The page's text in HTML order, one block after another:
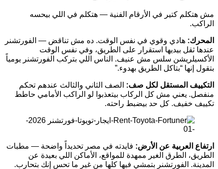
مش هتكلم كتير في الأرقام الفنية — هتكلم في اللي بيحسه
الراكب.
المحرك: هادي وقوي في نفس الوقت. ده مش تناقض — الفورتشنر
عندها ثقل بيديها استقرار على الطريق، وفي نفس الوقت
الأكسيلريشن سلس مش عنيف. الناس اللي بتركب الفورتشنر يومياً
بتقول إنها “بتاكل الطريق بهدوء.”
التكييف المستقل لكل صف: الصف الثاني والثالث عندهم تحكم
منفصل. يعني مش كل الركاب بيتعذبوا لو الراكب الأمامي حاطط
تكييف خفيف. كل حد بيضبط راحته.
ارتفاع العربية عن الأرض: فايدته في مصر تحديداً واضحة — مطبات
الطريق، الطرق الغير ممهدة للمواقع، الأماكن اللي بعيدة عن
المدينة. الفورتشنر بتمشي فيها كلها من غير ما تحس إنك بتحارب.